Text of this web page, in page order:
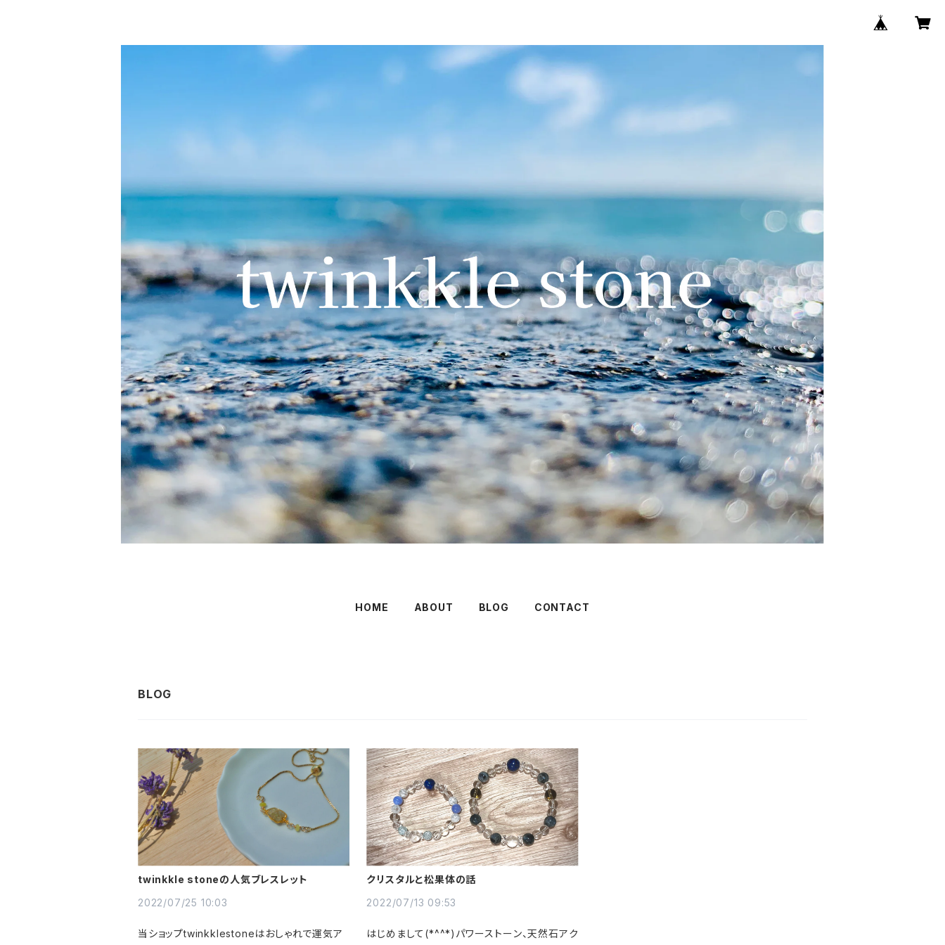
HOME ABOUT BLOG CONTACT
twinkkle stoneの人気ブレスレット
2022/07/25 10:03
当ショップtwinkklestoneはおしゃれで運気ア
クリスタルと松果体の話
2022/07/13 09:53
はじめまして(*^^*)パワーストーン、天然石アク